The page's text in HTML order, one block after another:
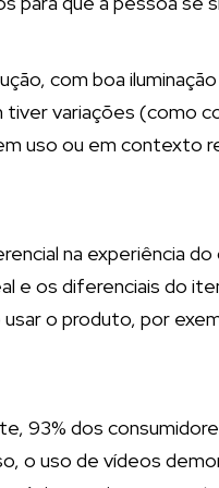
com boa
variações (como
uso ou em contexto
na experiência
e os diferenciais do
o produto, por
93% dos
o uso de vídeos